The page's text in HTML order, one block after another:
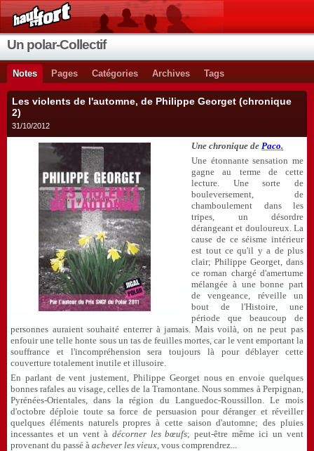
Un polar-Collectif
Notes Pages Catégories Archives Tags
Les violents de l'automne, de Philippe Georget (chronique
2)
31/10/2012
Une chronique dePaco.
Une étonnante sensation me
gagne au terme de cette
lecture. Une sorte de
bouleversement, de
chamboulement dans les
tripes, un désordre
dérangeant et douloureux. La
cause de ce séisme intérieur
est tout ce qu'il y a de plus
clair; Philippe Georget, dans
ce roman chargé d'amertume
mélangée à une bonne part
de vengeance, réveille un
bout de l'Histoire, une
période que beaucoup de
personnes auraient souhaité enterrer à jamais. Mais voilà, on ne peut pas
enfouir une telle honte sous un tas de feuilles mortes, car le vent emportant la
souffrance et l'incompréhension sera toujours là pour déblayer cette
couverture totalement inutile et illusoire.
En parlant de vent justement, Philippe Georget nous en envoie quelques
bonnes rafales au visage, celles de la Tramontane. Nous sommes à Perpignan,
Pyrénées-Orientales, dans la région du Languedoc-Roussillon. Le mois
d'octobre déploie toute sa force de persuasion pour déranger et réveiller
quelques éléments naturels propres à cette saison d'automne; des pluies
incessantes et un vent à décorner les bœufs; peut-être même ici un vent
provenant du passé à achever les vieux, vous comprendrez...